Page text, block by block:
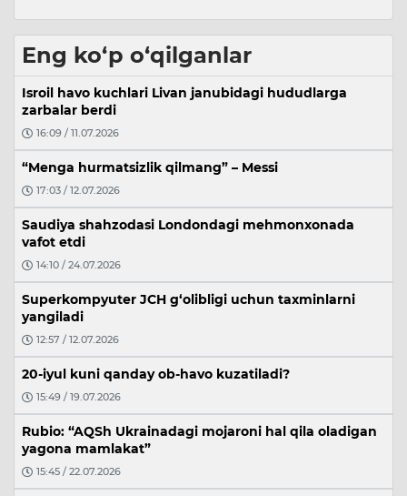
Eng ko‘p o‘qilganlar
Isroil havo kuchlari Livan janubidagi hududlarga
zarbalar berdi
16:09 / 11.07.2026
“Menga hurmatsizlik qilmang” – Messi
17:03 / 12.07.2026
Saudiya shahzodasi Londondagi mehmonxonada
vafot etdi
14:10 / 24.07.2026
Superkompyuter JCH g‘olibligi uchun taxminlarni
yangiladi
12:57 / 12.07.2026
20-iyul kuni qanday ob-havo kuzatiladi?
15:49 / 19.07.2026
Rubio: “AQSh Ukrainadagi mojaroni hal qila oladigan
yagona mamlakat”
15:45 / 22.07.2026